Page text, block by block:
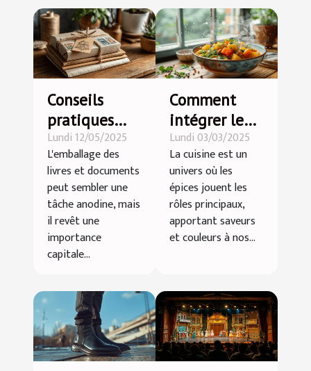
Conseils
pratiques
pour
emballer vos
livres et
documents
efficacement
Lundi 12/05/2025
L'emballage des
livres et documents
peut sembler une
tâche anodine, mais
il revêt une
importance
capitale...
Comment
intégrer le
curry doux
dans votre
cuisine
quotidienne
Lundi 03/03/2025
La cuisine est un
univers où les
épices jouent les
rôles principaux,
apportant saveurs
et couleurs à nos...